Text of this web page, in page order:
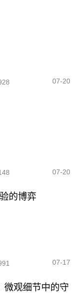
07-20
07-20
的博弈
07-17
微观细节中的守